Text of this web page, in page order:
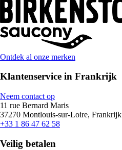
Ontdek al onze merken
Klantenservice in Frankrijk
Neem contact op
11 rue Bernard Maris
37270 Montlouis-sur-Loire, Frankrijk
+33 1 86 47 62 58
Veilig betalen